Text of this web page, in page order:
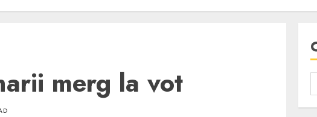
merg la vot